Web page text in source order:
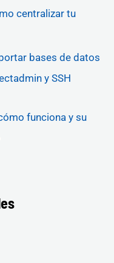
centralizar tu
bases de datos
y SSH
funciona y su